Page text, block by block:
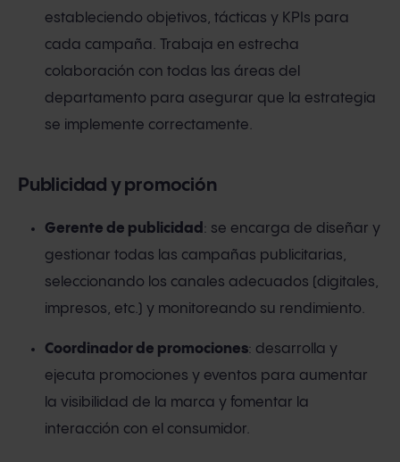
estableciendo objetivos, tácticas y KPIs para
cada campaña. Trabaja en estrecha
colaboración con todas las áreas del
departamento para asegurar que la estrategia
se implemente correctamente.
Publicidad y promoción
Gerente de publicidad : se encarga de diseñar y
gestionar todas las campañas publicitarias,
seleccionando los canales adecuados (digitales,
impresos, etc.) y monitoreando su rendimiento.
Coordinador de promociones: desarrolla y
ejecuta promociones y eventos para aumentar
la visibilidad de la marca y fomentar la
interacción con el consumidor.